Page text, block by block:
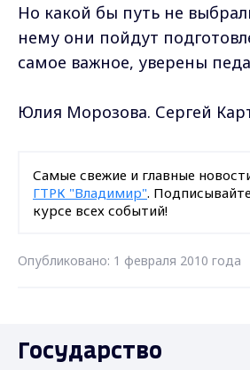
Но какой бы путь не
нему они пойдут
самое важное, уверены
Юлия Морозова. Сергей
Самые свежие и главные
ГТРК "Владимир".
курсе всех событий!
Опубликовано: 1 февраля 2010 года
Государство